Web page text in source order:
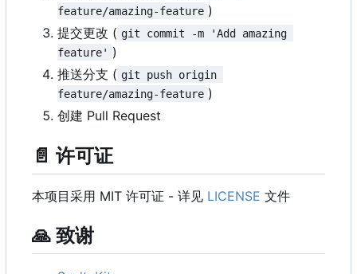
feature/amazing-feature )
提交更改 ( git commit -m 'Add amazing
feature' )
推送分支 ( git push origin
feature/amazing-feature )
创建 Pull Request
📄 许可证
本项目采用 MIT 许可证 - 详见 LICENSE 文件
🙏 致谢